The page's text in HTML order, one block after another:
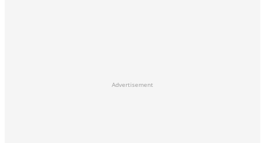
Advertisement